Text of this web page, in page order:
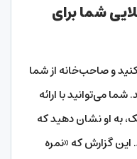
شما برای
و صاحب‌خانه از شما
می‌توانید با ارائه
به او نشان دهید که
گزارش که «نمره